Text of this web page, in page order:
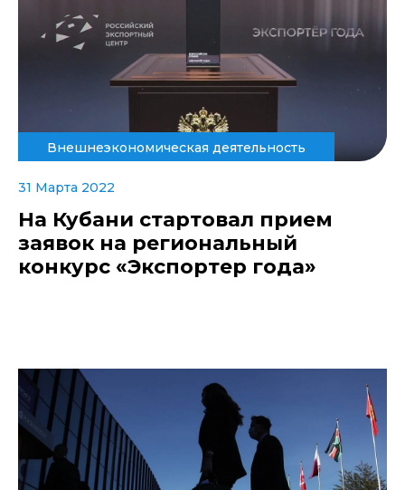
Внешнеэкономическая деятельность
31 Марта 2022
На Кубани стартовал прием
заявок на региональный
конкурс «Экспортер года»